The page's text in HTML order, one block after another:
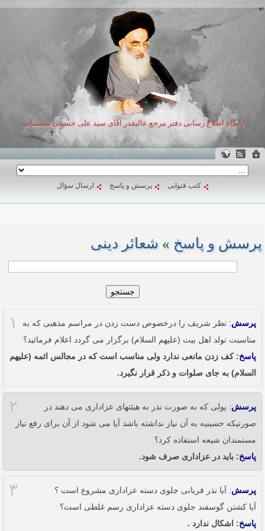
پایگاه اطلاع رسانی دفتر مرجع عالیقدر آقای سید علی حسینی سیستانی
کتب فتوایی پرسش و پاسخ ارسال سؤال
پرسش و پاسخ » شعائر دینی
جستجو
۱ پرسش: نظر شریف را درخصوص دست زدن در مراسم مذهبی که به
مناسبت تولد اهل بیت (علیهم السلام) برگزار می گردد اعلام فرمائید؟
پاسخ: کف زدن مانعی ندارد ولی مناسب است که در مجالس ائمه (علیهم
السلام) به جای صلوات و ذکر قرار نگیرد.
۲ پرسش: پولی که به صورت نذر به هیئتهای عزاداری می دهند در
صورتیکه حسینیه به آن نیاز نداشته باشد آیا می شود از آن برای رفع نیاز
مستمندان شیعه استفاده کرد؟
پاسخ: باید در عزاداری صرف شود.
۳ پرسش: آیا نذر قربانی جلوی دسته عزاداری مشروع است ؟
آیا کشتن گوسفند جلوی دسته عزاداری رسم غلطی است؟
پاسخ: اشکال ندارد .